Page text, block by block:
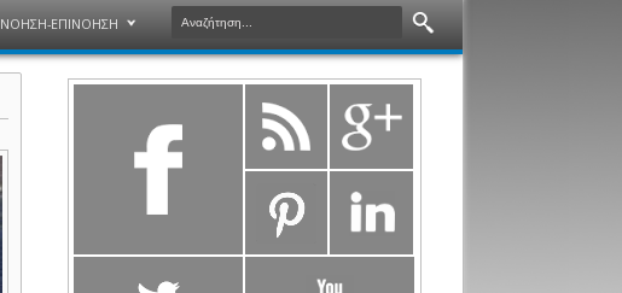
ΝΟΗΣΗ-ΕΠΙΝΟΗΣΗ